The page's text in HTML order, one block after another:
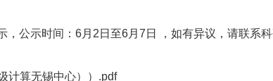
公示时间：6月2日至6月7日 ，如有异议，请联系
计算无锡中心））.pdf